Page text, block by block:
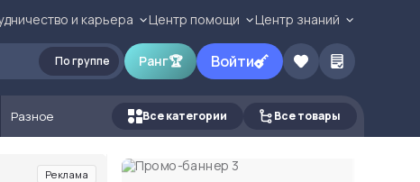
и карьера Центр помощи Центр знаний
По группе Ранг🏆 Войти
Разное Все категории Все товары
Реклама